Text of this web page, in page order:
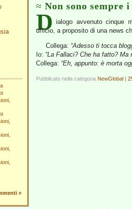
»
Non sono sempre
D ialogo avvenuto cinque
ufficio, a proposito di una news
Collega: “Adesso ti tocca
Io: “La Fallaci? Che ha fatto? Ma
Collega: “Eh, appunto: è morta
Pubblicato nella categoria NewGlobal |